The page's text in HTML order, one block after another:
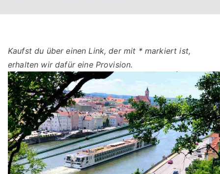
Kaufst du über einen Link, der mit * markiert ist,
erhalten wir dafür eine Provision.